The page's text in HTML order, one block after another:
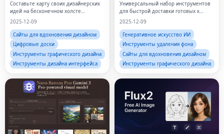
Составьте карту своих дизайнерских
идей на бесконечном холсте
искусственного интеллекта.
2025-12-09
Сайты для вдохновения дизайном
Цифровые доски
Инструменты графического дизайна
Инструменты дизайна интерфейса
Универсальный набор инструментов
для быстрой доставки готовых к
продаже изображений
2025-12-09
Генеративное искусство ИИ
Инструменты удаления фона
Сайты для вдохновения дизайном
Инструменты графического дизайна